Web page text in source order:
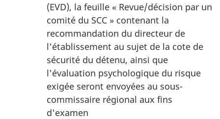
(EVD), la feuille « Revue/décision par un
comité du SCC » contenant la
recommandation du directeur de
l'établissement au sujet de la cote de
sécurité du détenu, ainsi que
l'évaluation psychologique du risque
exigée seront envoyées au sous-
commissaire régional aux fins
d'examen